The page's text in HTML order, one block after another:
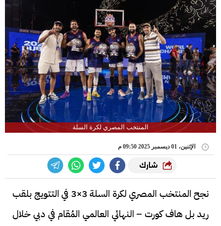
المنتخب المصري لكرة السلة
الإثنين، 01 ديسمبر 2025 09:50 م
شارك
نجح المنتخب المصري لكرة السلة 3×3 في التتويج بلقب
ريد بل هاف كورت – النهائي العالمي المُقام في دبي خلال